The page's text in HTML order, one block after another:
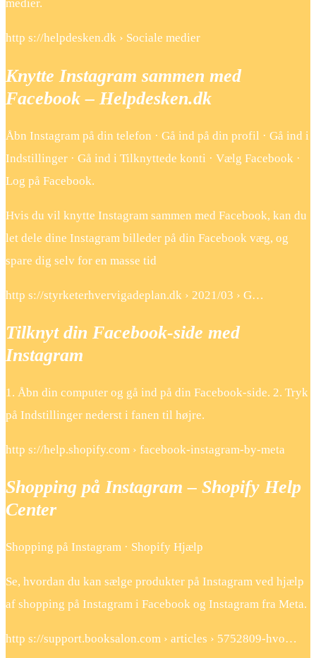
medier.
http s://helpdesken.dk › Sociale medier
Knytte Instagram sammen med
Facebook – Helpdesken.dk
Åbn Instagram på din telefon · Gå ind på din profil · Gå ind i
Indstillinger · Gå ind i Tilknyttede konti · Vælg Facebook ·
Log på Facebook.
Hvis du vil knytte Instagram sammen med Facebook, kan du
let dele dine Instagram billeder på din Facebook væg, og
spare dig selv for en masse tid
http s://styrketerhvervigadeplan.dk › 2021/03 › G…
Tilknyt din Facebook-side med
Instagram
1. Åbn din computer og gå ind på din Facebook-side. 2. Tryk
på ​Indstillinger ​nederst i fanen til højre.
http s://help.shopify.com › facebook-instagram-by-meta
Shopping på Instagram – Shopify Help
Center
Shopping på Instagram · Shopify Hjælp
Se, hvordan du kan sælge produkter på Instagram ved hjælp
af shopping på Instagram i Facebook og Instagram fra Meta.
http s://support.booksalon.com › articles › 5752809-hvo…